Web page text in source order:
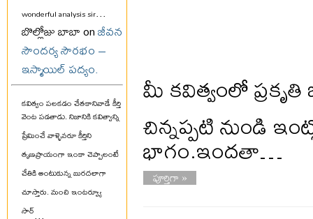
wonderful analysis sir...
బొల్లోజు బాబా onజీవన
సౌందర్య సౌరభం –
ఇస్మాయిల్ పద్యం.
కవిత్వం పలకడం చేతకానివాడే కీర్తి
వెంట పడతాడు. నిజానికి కవిత్వాన్ని
ప్రేమించే వాళ్ళెవరూ కీర్తిని
తృణప్రాయంగా ఇంకా చెప్పాలంటే
చేతికి అంటుకున్న బురదలాగా
చూస్తారు. మంచి ఇంటర్వ్యూ
మీ కవిత్వంలో ప్రకృతి
చిన్నప్పటి నుండి
భాగం.ఇందతా…
పూర్తిగా »